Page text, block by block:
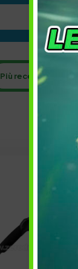
Più recenti